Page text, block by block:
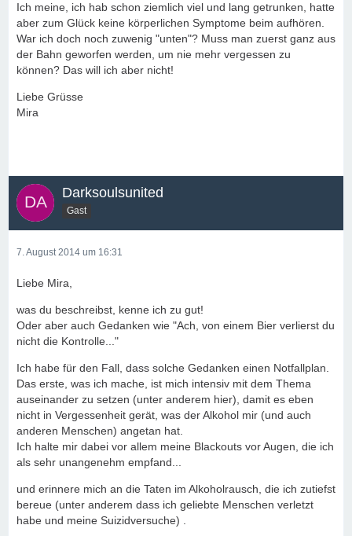
Ich meine, ich hab schon ziemlich viel und lang getrunken, hatte
aber zum Glück keine körperlichen Symptome beim aufhören.
War ich doch noch zuwenig "unten"? Muss man zuerst ganz aus
der Bahn geworfen werden, um nie mehr vergessen zu
können? Das will ich aber nicht!
Liebe Grüsse
Mira
Darksoulsunited
Gast
7. August 2014 um 16:31
Liebe Mira,
was du beschreibst, kenne ich zu gut!
Oder aber auch Gedanken wie "Ach, von einem Bier verlierst du
nicht die Kontrolle..."
Ich habe für den Fall, dass solche Gedanken einen Notfallplan.
Das erste, was ich mache, ist mich intensiv mit dem Thema
auseinander zu setzen (unter anderem hier), damit es eben
nicht in Vergessenheit gerät, was der Alkohol mir (und auch
anderen Menschen) angetan hat.
Ich halte mir dabei vor allem meine Blackouts vor Augen, die ich
als sehr unangenehm empfand...
und erinnere mich an die Taten im Alkoholrausch, die ich zutiefst
bereue (unter anderem dass ich geliebte Menschen verletzt
habe und meine Suizidversuche) .